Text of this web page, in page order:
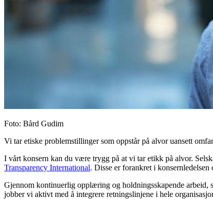
Foto: Bård Gudim
Vi tar etiske problemstillinger som oppstår på alvor uansett
I vårt konsern kan du være trygg på at vi tar etikk på alvor.
Transparency International. Disse erforankret i konsernledelsen
Gjennom kontinuerlig opplæring og holdningsskapende arbeid,
jobber vi aktivt med å integrere retningslinjene i hele